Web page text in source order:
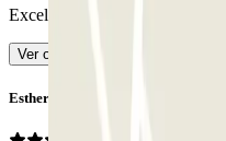
Excelente, seguro y espacioso
Ver original
Esther